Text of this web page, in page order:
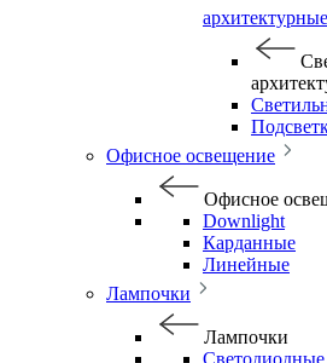
архитектурные
Офисное освещение
Офисное
Downlight
Карданные
Линейные
Лампочки
Лампочки
Светодиодные